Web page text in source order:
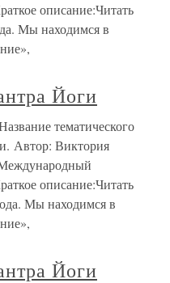
описание:Читать
Мы находимся в
Йоги
тематического
Автор: Виктория
описание:Читать
Мы находимся в
Йоги